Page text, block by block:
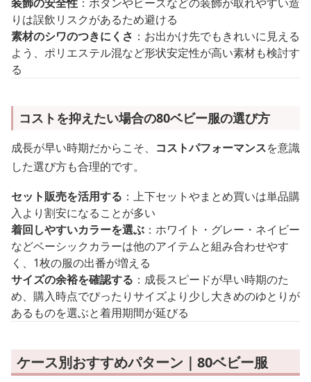
りは誤飲リスクがあるため避ける
素材のシワのつきにくさ ：お出かけ先でもきれいに見える
よう、ポリエステル混など形状安定性が高い素材も検討す
る
コストを抑えたい場合の80ベビー服の選び方
成長が早い時期だからこそ、 コストパフォーマンスを意識
した選び方も合理的です。
セット販売を活用する ：上下セットやまとめ買いは単品購
入より割安になることが多い
着回しやすいカラーを選ぶ ：ホワイト・グレー・ネイビー
などベーシックカラーは他のアイテムと組み合わせやす
く、1枚の服の出番が増える
サイズの余裕を確認する ：成長スピードが早い時期のた
め、購入時点でぴったりサイズより少し大きめのゆとりが
あるものを選ぶと着用期間が延びる
ケース別おすすめパターン｜80ベビー服